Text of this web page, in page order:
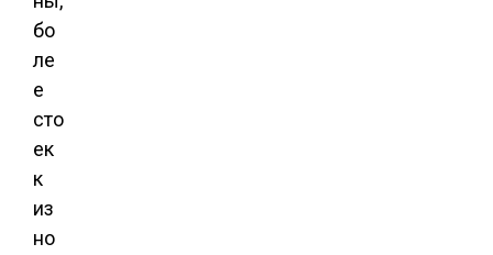
бо
ле
е
сто
ек
к
из
но